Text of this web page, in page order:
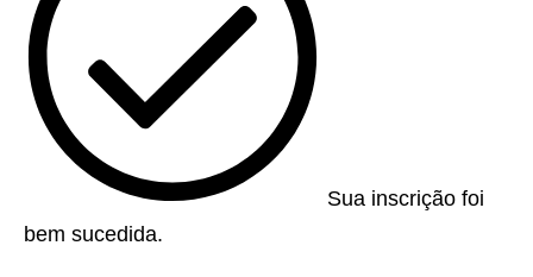
Sua inscrição foi
bem sucedida.